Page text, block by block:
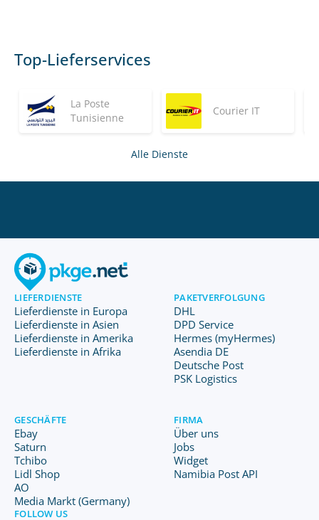
Top-Lieferservices
La Poste
Tunisienne
Courier IT
Alle Dienste
LIEFERDIENSTE
Lieferdienste in Europa
Lieferdienste in Asien
Lieferdienste in Amerika
Lieferdienste in Afrika
PAKETVERFOLGUNG
DHL
DPD Service
Hermes (myHermes)
Asendia DE
Deutsche Post
PSK Logistics
GESCHÄFTE
Ebay
Saturn
Tchibo
Lidl Shop
AO
Media Markt (Germany)
FIRMA
Über uns
Jobs
Widget
Namibia Post API
FOLLOW US